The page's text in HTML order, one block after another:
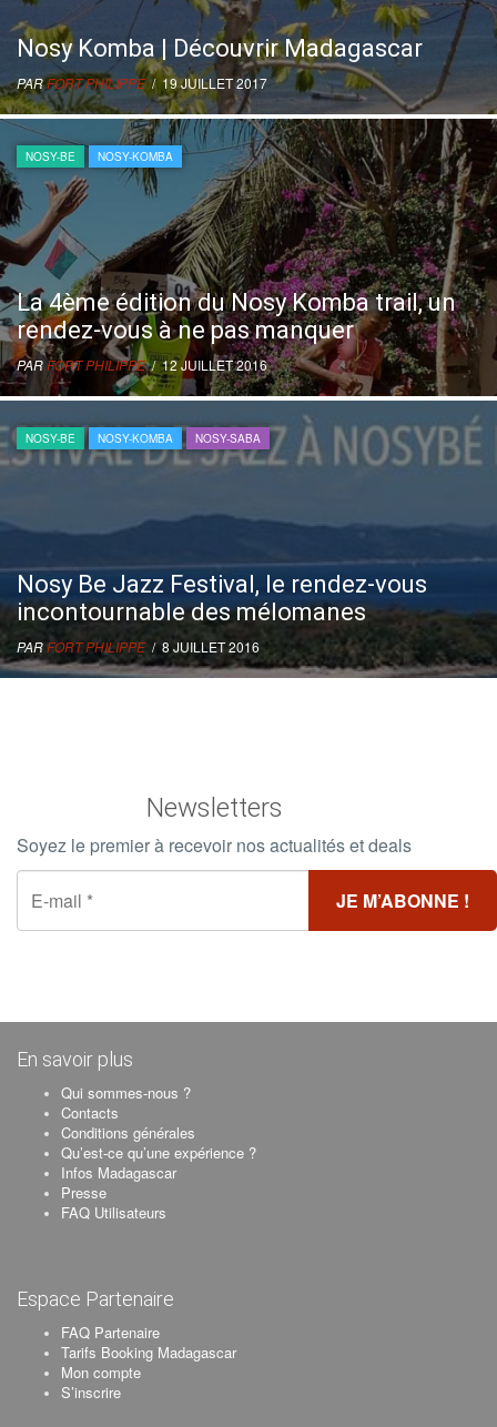
Nosy Komba | Découvrir Madagascar
PARFORT PHILIPPE/ 19 JUILLET 2017
NOSY-BE NOSY-KOMBA
La 4ème édition du Nosy Komba trail, un
rendez-vous à ne pas manquer
PARFORT PHILIPPE/ 12 JUILLET 2016
NOSY-BE NOSY-KOMBA NOSY-SABA
Nosy Be Jazz Festival, le rendez-vous
incontournable des mélomanes
PARFORT PHILIPPE/ 8 JUILLET 2016
Newsletters
Soyez le premier à recevoir nos actualités et deals
En savoir plus
Qui sommes-nous ?
Contacts
Conditions générales
Qu’est-ce qu’une expérience ?
Infos Madagascar
Presse
FAQ Utilisateurs
Espace Partenaire
FAQ Partenaire
Tarifs Booking Madagascar
Mon compte
S’inscrire